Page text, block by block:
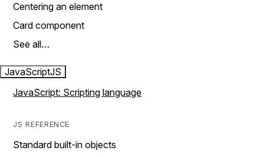
Centering an element
Card component
See all…
JavaScriptJS
JavaScript: Scripting language
JS REFERENCE
Standard built-in objects